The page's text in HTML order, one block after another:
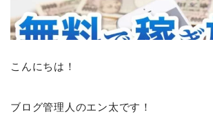
こんにちは！
ブログ管理人のエン太です！